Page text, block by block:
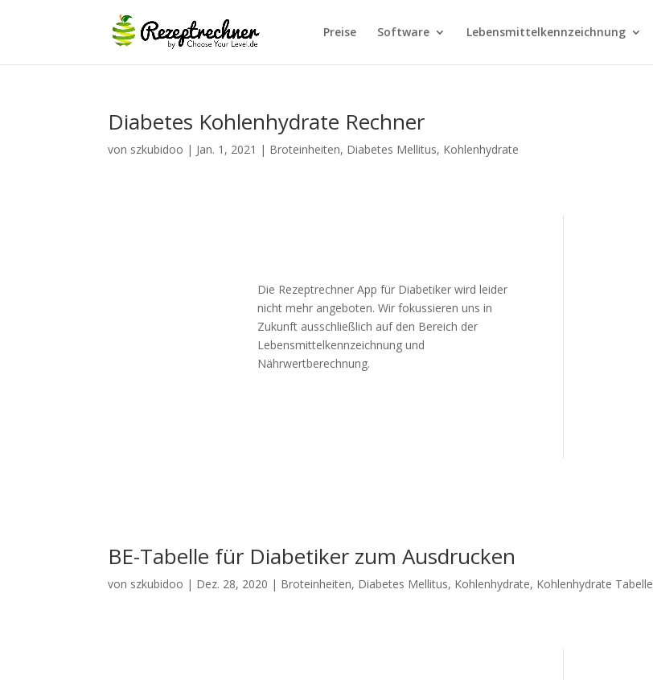
Preise Software Lebensmittelkennzeichnung
Diabetes Kohlenhydrate Rechner
von szkubidoo | Jan. 1, 2021 | Broteinheiten, Diabetes Mellitus, Kohlenhydrate
Die Rezeptrechner App für Diabetiker wird leider
nicht mehr angeboten. Wir fokussieren uns in
Zukunft ausschließlich auf den Bereich der
Lebensmittelkennzeichnung und
Nährwertberechnung.
BE-Tabelle für Diabetiker zum Ausdrucken
von szkubidoo | Dez. 28, 2020 | Broteinheiten, Diabetes Mellitus, Kohlenhydrate, Kohlenhydrate Tabelle